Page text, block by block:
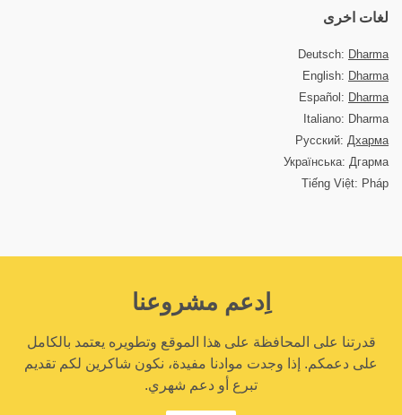
لغات اخرى
Deutsch: Dharma
English: Dharma
Español: Dharma
Italiano: Dharma
Русский: Дхарма
Українська: Дгарма
Tiếng Việt: Pháp
اِدعم مشروعنا
قدرتنا على المحافظة على هذا الموقع وتطويره يعتمد بالكامل
على دعمكم. إذا وجدت موادنا مفيدة، نكون شاكرين لكم تقديم
تبرع أو دعم شهري.